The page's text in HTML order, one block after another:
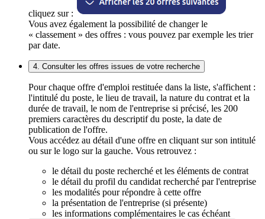
cliquez sur :
Vous avez également la possibilité de changer le
« classement » des offres : vous pouvez par exemple les trier
par date.
4. Consulter les offres issues de votre recherche
Pour chaque offre d'emploi restituée dans la liste, s'affichent :
l'intitulé du poste, le lieu de travail, la nature du contrat et la
durée de travail, le nom de l'entreprise si précisé, les 200
premiers caractères du descriptif du poste, la date de
publication de l'offre.
Vous accédez au détail d'une offre en cliquant sur son intitulé
ou sur le logo sur la gauche. Vous retrouvez :
le détail du poste recherché et les éléments de contrat
le détail du profil du candidat recherché par l'entreprise
les modalités pour répondre à cette offre
la présentation de l'entreprise (si présente)
les informations complémentaires le cas échéant